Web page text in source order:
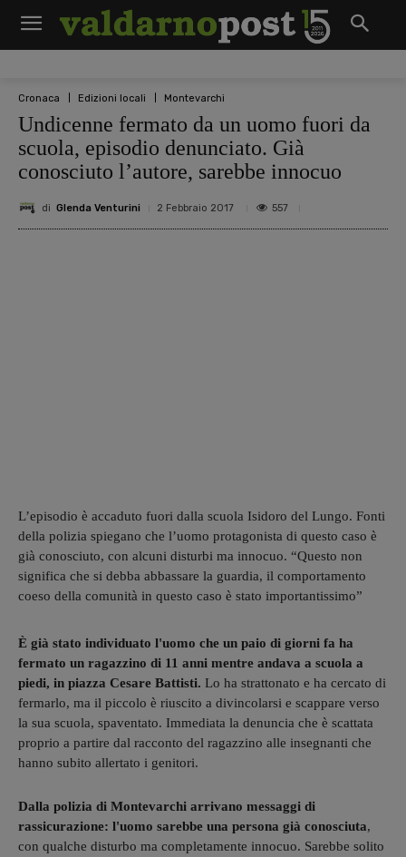
Cronaca Edizioni locali Montevarchi
Undicenne fermato da un uomo fuori da
scuola, episodio denunciato. Già
conosciuto l’autore, sarebbe innocuo
di Glenda Venturini 2 Febbraio 2017 557
L’episodio è accaduto fuori dalla scuola Isidoro del Lungo. Fonti
della polizia spiegano che l’uomo protagonista di questo caso è
già conosciuto, con alcuni disturbi ma innocuo. “Questo non
significa che si debba abbassare la guardia, il comportamento
coeso della comunità in questo caso è stato importantissimo”
È già stato individuato l'uomo che un paio di giorni fa ha
fermato un ragazzino di 11 anni mentre andava a scuola a
piedi, in piazza Cesare Battisti. Lo ha strattonato e ha cercato di
fermarlo, ma il piccolo è riuscito a divincolarsi e scappare verso
la sua scuola, spaventato. Immediata la denuncia che è scattata
proprio a partire dal racconto del ragazzino alle insegnanti che
hanno subito allertato i genitori.
Dalla polizia di Montevarchi arrivano messaggi di
rassicurazione: l'uomo sarebbe una persona già conosciuta,
con qualche disturbo ma completamente innocuo. Sarebbe solito